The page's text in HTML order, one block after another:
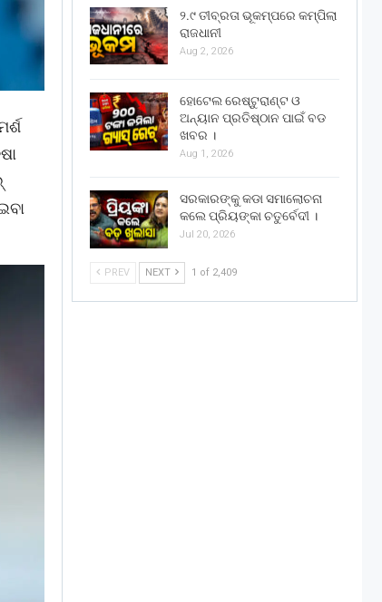
୨.୯ ତୀବ୍ରତା ଭୂକମ୍ପରେ କମ୍ପିଲା
ରାଜଧାନୀ
Aug 2, 2026
ହୋଟେଲ ରେଷ୍ଟୁରାଣ୍ଟ ଓ
ଅନ୍ୟାନ ପ୍ରତିଷ୍ଠାନ ପାଇଁ ବଡ
ଖବର ।
Aug 1, 2026
ସରକାରଙ୍କୁ କଡା ସମାଲୋଚନା
କଲେ ପ୍ରିୟଙ୍କା ଚତୁର୍ବେଦୀ ।
Jul 20, 2026
PREV NEXT 1 of 2,409